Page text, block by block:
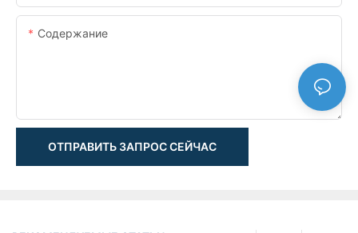
Содержание
ОТПРАВИТЬ ЗАПРОС СЕЙЧАС